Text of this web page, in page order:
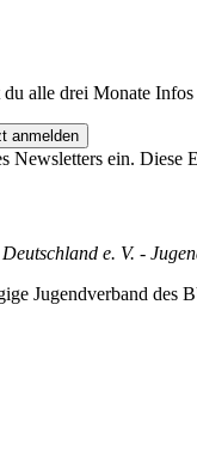
alle drei Monate
anmelden
Newsletters ein.
e. V. -
Jugendverband des